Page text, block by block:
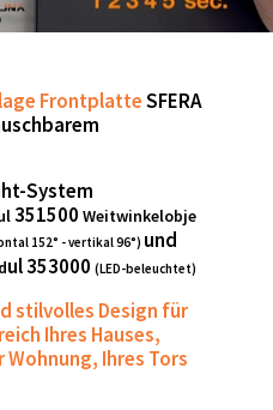
FrontplatteSFERA
System
351500 Weitwinkelobje
152° - vertikal 96°) und
ul353000 (LED-beleuchtet)
stilvolles Design für
Ihres Hauses,
Wohnung, Ihres Tors